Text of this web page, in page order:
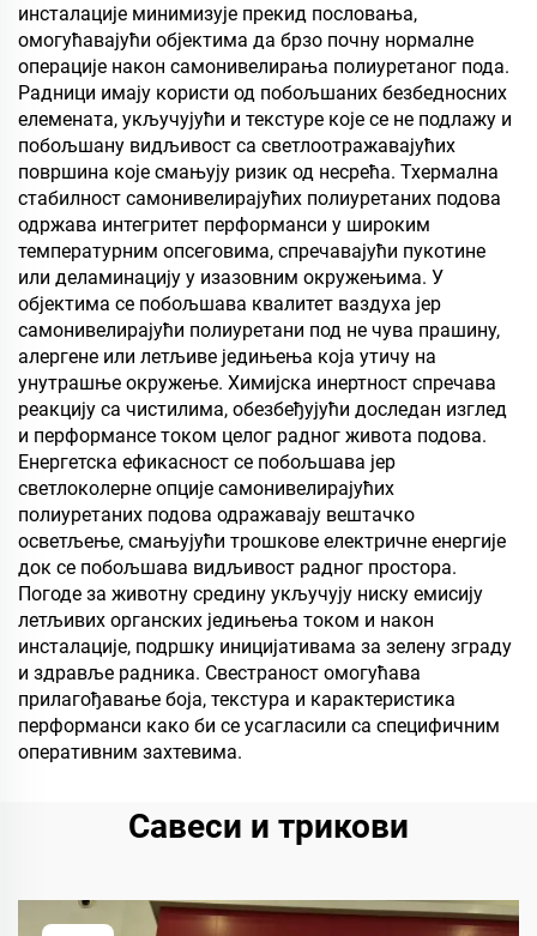
инсталације минимизује прекид пословања,
омогућавајући објектима да брзо почну нормалне
операције након самонивелирања полиуретаног пода.
Радници имају користи од побољшаних безбедносних
елемената, укључујући и текстуре које се не подлажу и
побољшану видљивост са светлоотражавајућих
површина које смањују ризик од несрећа. Тхермална
стабилност самонивелирајућих полиуретаних подова
одржава интегритет перформанси у широким
температурним опсеговима, спречавајући пукотине
или деламинацију у изазовним окружењима. У
објектима се побољшава квалитет ваздуха јер
самонивелирајући полиуретани под не чува прашину,
алергене или летљиве једињења која утичу на
унутрашње окружење. Химијска инертност спречава
реакцију са чистилима, обезбеђујући доследан изглед
и перформансе током целог радног живота подова.
Енергетска ефикасност се побољшава јер
светлоколерне опције самонивелирајућих
полиуретаних подова одражавају вештачко
осветљење, смањујући трошкове електричне енергије
док се побољшава видљивост радног простора.
Погоде за животну средину укључују ниску емисију
летљивих органских једињења током и након
инсталације, подршку иницијативама за зелену зграду
и здравље радника. Свестраност омогућава
прилагођавање боја, текстура и карактеристика
перформанси како би се усагласили са специфичним
оперативним захтевима.
Савеси и трикови